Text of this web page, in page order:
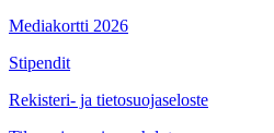
Mediakortti 2026
Stipendit
Rekisteri- ja tietosuojaseloste